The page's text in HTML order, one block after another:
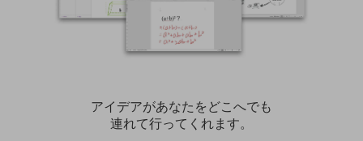
アイデアがあなたをどこへでも
連れて行ってくれます。